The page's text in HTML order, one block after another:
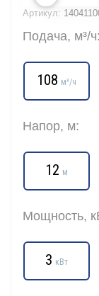
Артикул:
Подача, м³/ч:
108 м³/ч
Напор, м:
12 м
Мощность,
3 кВт